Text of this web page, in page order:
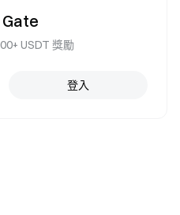
獎勵的權利。
和Gate Global UAB的條款
遵守所有適用的法律和法
或取消與活動、以及整個活
。
Gate
USDT 獎勵
登入